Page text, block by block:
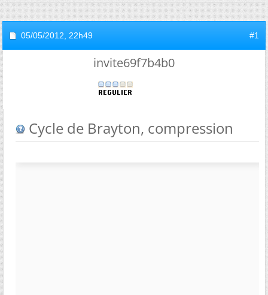
05/05/2012, 22h49 #1
invite69f7b4b0
Cycle de Brayton, compression